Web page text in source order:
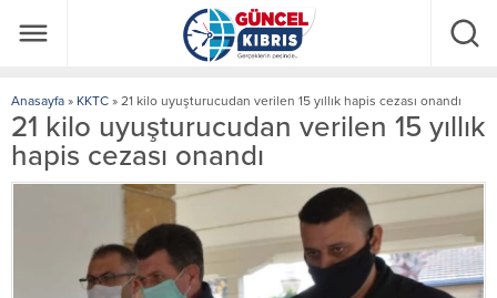
Anasayfa » KKTC » 21 kilo uyuşturucudan verilen 15 yıllık hapis cezası onandı
21 kilo uyuşturucudan verilen 15 yıllık
hapis cezası onandı